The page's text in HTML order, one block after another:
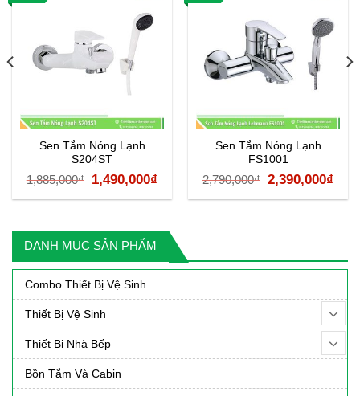
DANH MỤC SẢN PHẨM
Combo Thiết Bị Vệ Sinh
Thiết Bị Vệ Sinh
Thiết Bị Nhà Bếp
Bồn Tắm Và Cabin
Sen Tắm Nóng Lạnh
S204ST
1,885,000₫
Giá
gốc
1,885,000₫.
1,490,000₫
hiện
1,490,000₫.
Sen Tắm Nóng Lạnh
FS1001
2,790,000₫ Giá
gốc
2,390,000₫
hiện